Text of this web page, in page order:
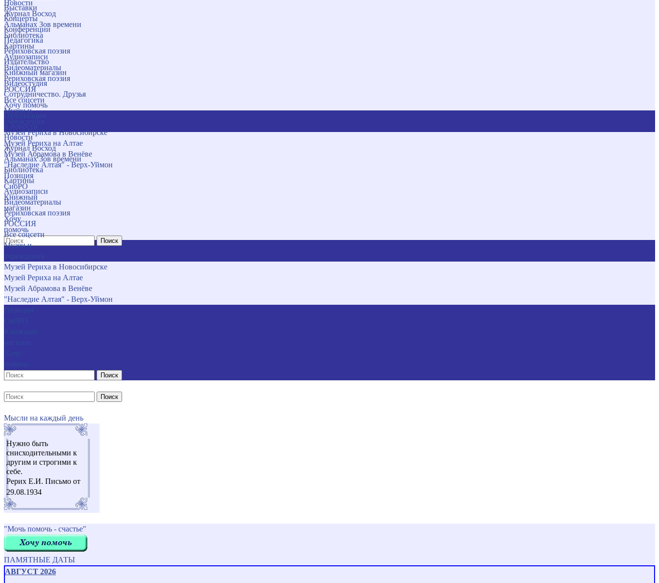
Новости
Журнал Восход
Альманах Зов времени
Библиотека
Картины
Аудиозаписи
Видеоматериалы
Рериховская поэзия
РОССИЯ
Все соцсети
Музеи и
Музей Рериха в Новосибирске
Музей Рериха на Алтае
Музей Абрамова в Венёве
"Наследие Алтая" - Верх-Уймон
Позиция
СибРО
Книжный
магазин
Хочу
помочь
Поиск
Выставки
Концерты
Конференции
Педагогика
Рериховская поэзия
Издательство
Книжный магазин
Видеостудия
Сотрудничество. Друзья
Хочу помочь
Новости
Журнал Восход
Альманах Зов времени
Библиотека
Картины
Аудиозаписи
Видеоматериалы
Рериховская поэзия
РОССИЯ
Все соцсети
Музеи и
Музей Рериха в Новосибирске
Музей Рериха на Алтае
Музей Абрамова в Венёве
"Наследие Алтая" - Верх-Уймон
Поиск
Поиск
Мысли на каждый день
Нужно быть
снисходительными к
другим и строгими к
себе.
Рерих Е.И. Письмо от
29.08.1934
"Мочь помочь - счастье"
ПАМЯТНЫЕ ДАТЫ
АВГУСТ 2026